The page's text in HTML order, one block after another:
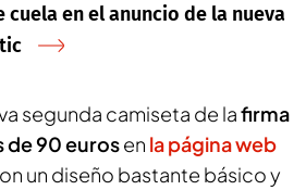
cuela en el anuncio de la nueva
segunda camiseta de lafirma
de 90 eurosen la página web
un diseño bastante básico y